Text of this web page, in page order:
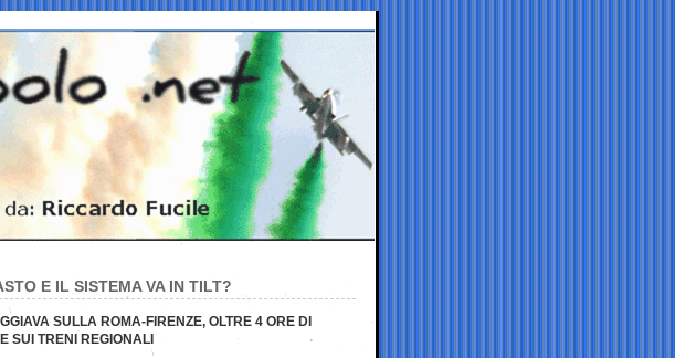
E IL SISTEMA VA IN TILT?
SULLA ROMA-FIRENZE, OLTRE 4 ORE DI
SUI TRENI REGIONALI